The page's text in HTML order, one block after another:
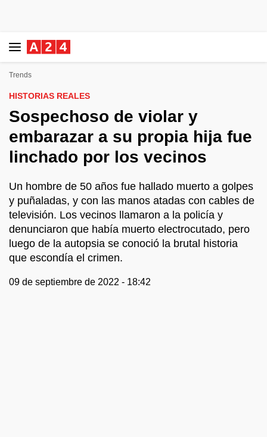
Trends
HISTORIAS REALES
Sospechoso de violar y
embarazar a su propia hija fue
linchado por los vecinos
Un hombre de 50 años fue hallado muerto a golpes
y puñaladas, y con las manos atadas con cables de
televisión. Los vecinos llamaron a la policía y
denunciaron que había muerto electrocutado, pero
luego de la autopsia se conoció la brutal historia
que escondía el crimen.
09 de septiembre de 2022 - 18:42